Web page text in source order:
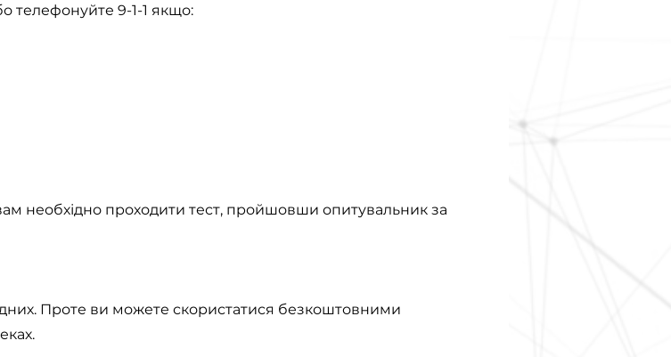
телефонуйте 9-1-1 якщо:
необхідно проходити тест, пройшовши опитувальник за
Проте ви можете скористатися безкоштовними